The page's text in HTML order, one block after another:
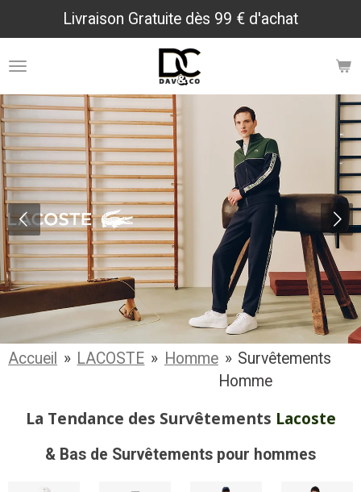
au
contenu
Livraison Gratuite dès 99 € d'achat
Accueil » LACOSTE » Homme » Survêtements
Homme
La Tendance des Survêtements Lacoste
& Bas de Survêtements pour hommes